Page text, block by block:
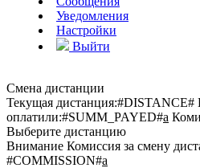
Уведомления
Настройки
Выйти
Смена дистанции
Текущая дистанция:#DISTANCE#
оплатили:#SUMM_PAYED#a
Выберите дистанцию
Внимание Комиссия за смену
#COMMISSION#a